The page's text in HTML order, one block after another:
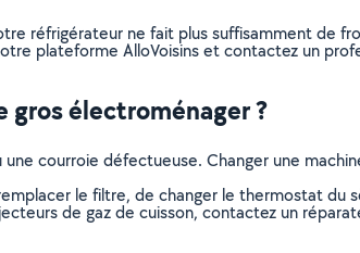
réfrigérateur ne fait plus suffisamment de
plateforme AlloVoisins et contactez un
gros électroménager ?
courroie défectueuse. Changer une
le filtre, de changer le thermostat du
de gaz de cuisson, contactez un